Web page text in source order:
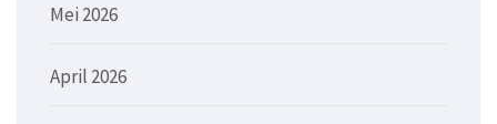
Mei 2026
April 2026